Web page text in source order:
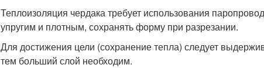
Теплоизоляция чердака требует использования
упругим и плотным, сохранять форму при разрезании.
Для достижения цели (сохранение тепла) следует
тем больший слой необходим.